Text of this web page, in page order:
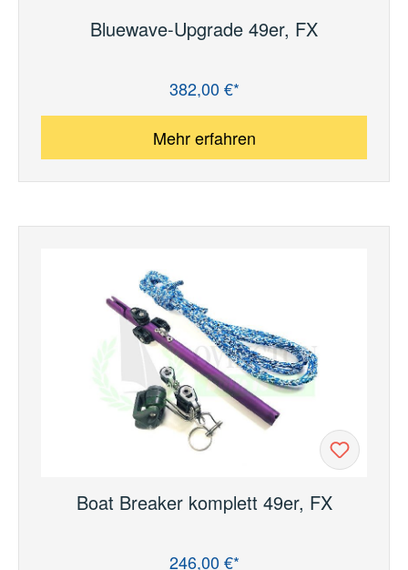
Bluewave-Upgrade 49er, FX
382,00 €*
Mehr erfahren
Boat Breaker komplett 49er, FX
246,00 €*